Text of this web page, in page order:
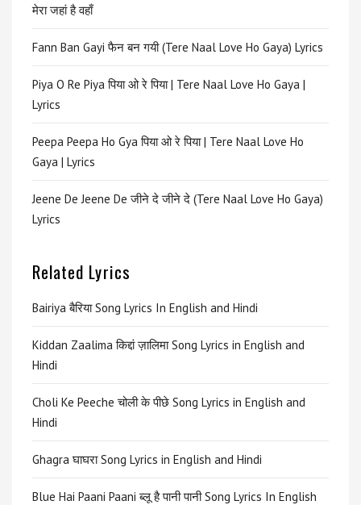
मेरा जहां है वहाँ
Fann Ban Gayi फैन बन गयी (Tere Naal Love Ho Gaya) Lyrics
Piya O Re Piya पिया ओ रे पिया | Tere Naal Love Ho Gaya |
Lyrics
Peepa Peepa Ho Gya पिया ओ रे पिया | Tere Naal Love Ho
Gaya | Lyrics
Jeene De Jeene De जीने दे जीने दे (Tere Naal Love Ho Gaya)
Lyrics
Related Lyrics
Bairiya बैरिया Song Lyrics In English and Hindi
Kiddan Zaalima किद्दां ज़ालिमा Song Lyrics in English and
Hindi
Choli Ke Peeche चोली के पीछे Song Lyrics in English and
Hindi
Ghagra घाघरा Song Lyrics in English and Hindi
Blue Hai Paani Paani ब्लू है पानी पानी Song Lyrics In English